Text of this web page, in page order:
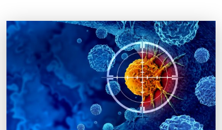
Будь всегда в курсе !
Подпишись на наши новости: